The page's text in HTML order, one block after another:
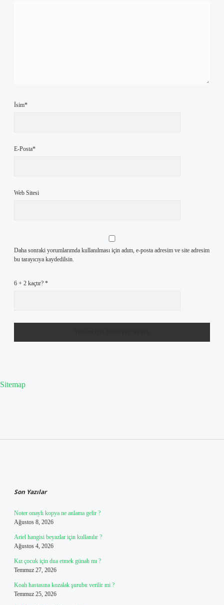
İsim*
E-Posta*
Web Sitesi
Daha sonraki yorumlarımda kullanılması için adım, e-posta adresim ve site adresim
bu tarayıcıya kaydedilsin.
6 + 2 kaçtır? *
Sitemap
Son Yazılar
Noter onaylı kopya ne anlama gelir ?
Ağustos 8, 2026
Ariel hangisi beyazlar için kullanılır ?
Ağustos 4, 2026
Kız çocuk için dua etmek günah mı ?
Temmuz 27, 2026
Koah hastasına kozalak şurubu verilir mi ?
Temmuz 25, 2026